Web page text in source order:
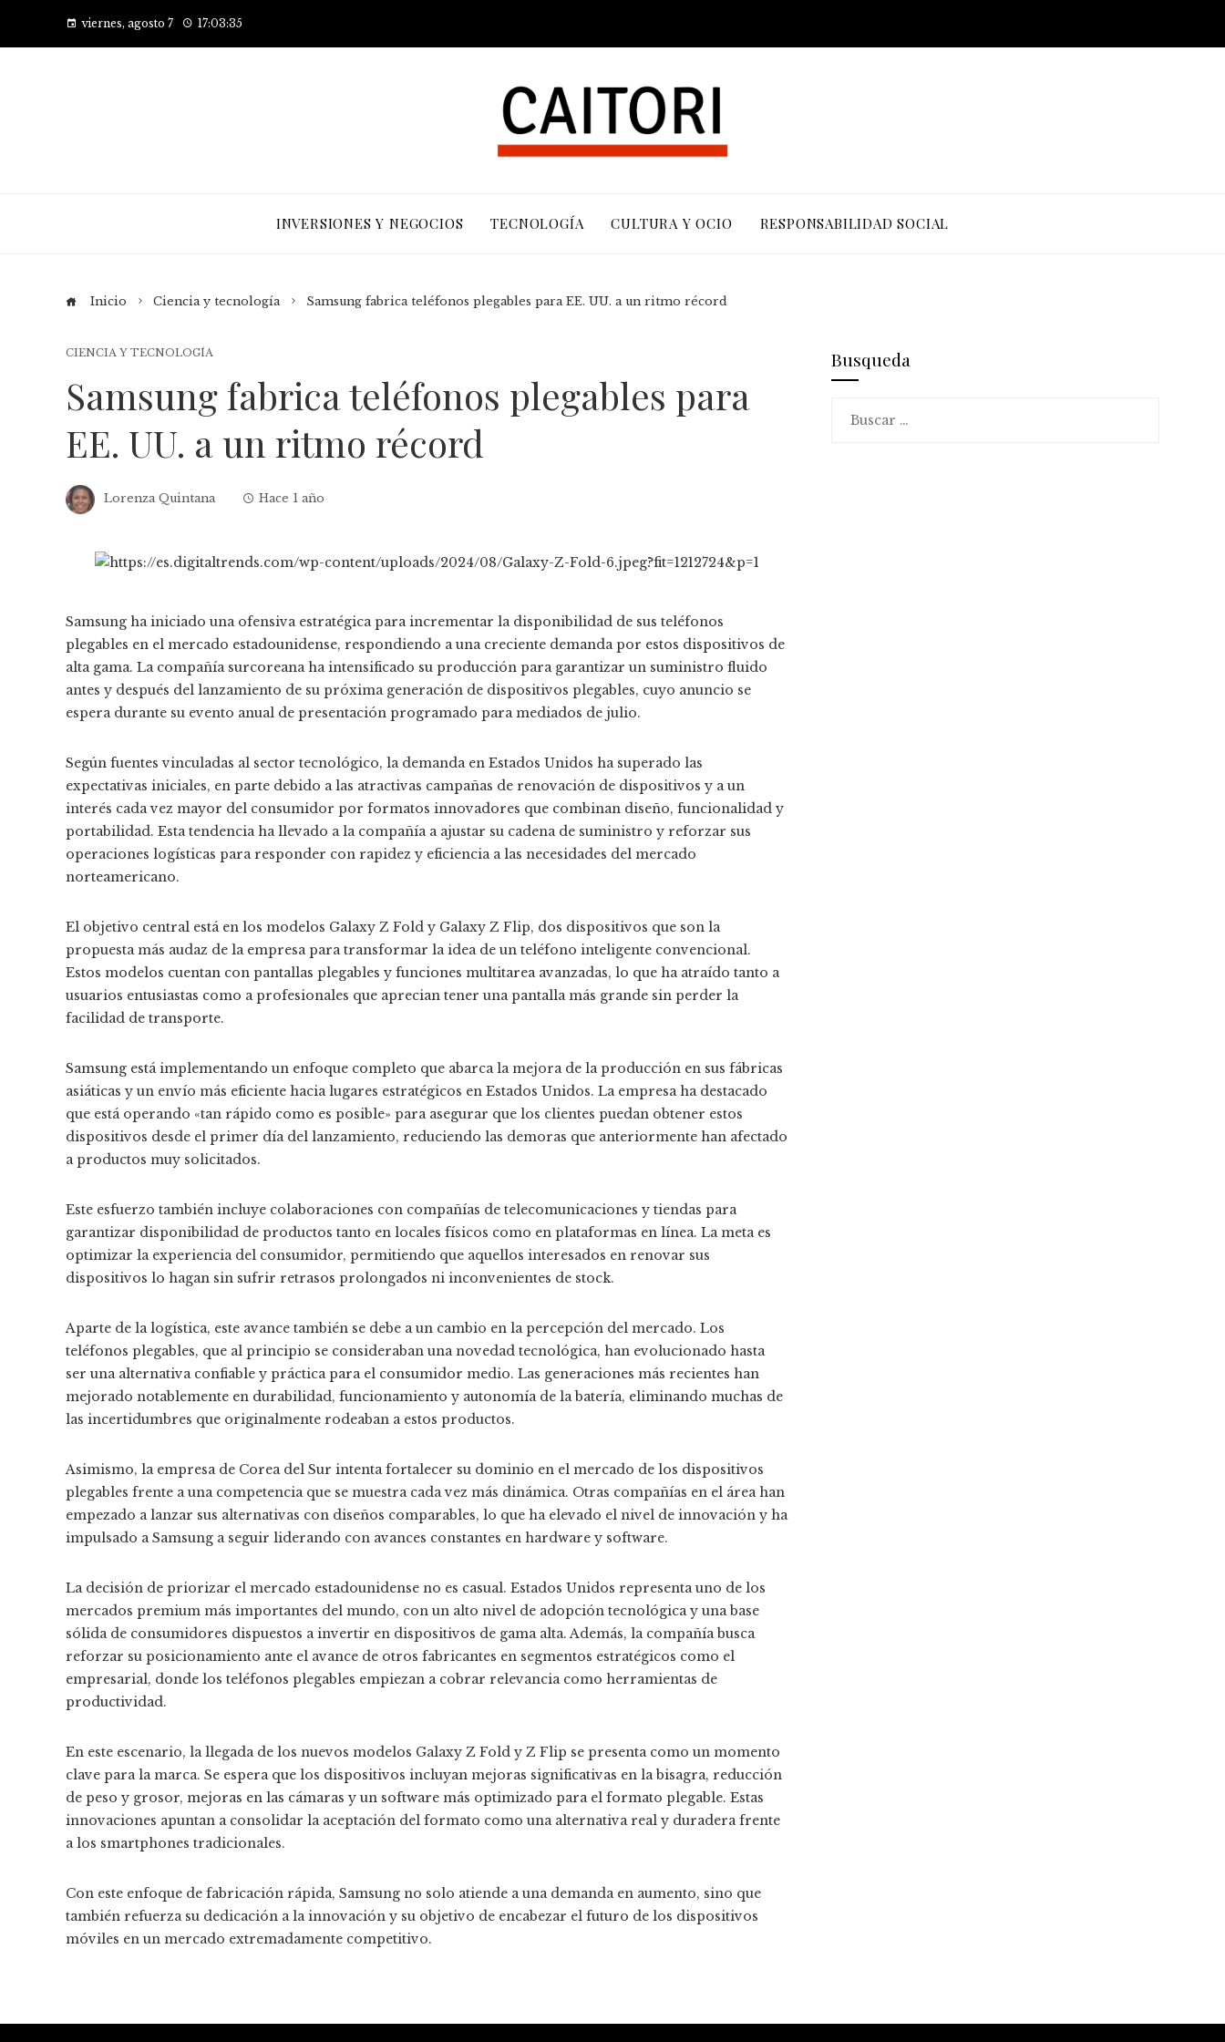
viernes, agosto 7 17:03:36
INVERSIONES Y NEGOCIOS TECNOLOGÍA CULTURA Y OCIO RESPONSABILIDAD SOCIAL
Inicio Ciencia y tecnología Samsung fabrica teléfonos plegables para EE. UU. a un ritmo récord
CIENCIA Y TECNOLOGÍA
Samsung fabrica teléfonos plegables para
EE. UU. a un ritmo récord
Lorenza Quintana Hace 1 año
Samsung ha iniciado una ofensiva estratégica para incrementar la disponibilidad de sus teléfonos
plegables en el mercado estadounidense, respondiendo a una creciente demanda por estos dispositivos de
alta gama. La compañía surcoreana ha intensificado su producción para garantizar un suministro fluido
antes y después del lanzamiento de su próxima generación de dispositivos plegables, cuyo anuncio se
espera durante su evento anual de presentación programado para mediados de julio.
Según fuentes vinculadas al sector tecnológico, la demanda en Estados Unidos ha superado las
expectativas iniciales, en parte debido a las atractivas campañas de renovación de dispositivos y a un
interés cada vez mayor del consumidor por formatos innovadores que combinan diseño, funcionalidad y
portabilidad. Esta tendencia ha llevado a la compañía a ajustar su cadena de suministro y reforzar sus
operaciones logísticas para responder con rapidez y eficiencia a las necesidades del mercado
norteamericano.
El objetivo central está en los modelos Galaxy Z Fold y Galaxy Z Flip, dos dispositivos que son la
propuesta más audaz de la empresa para transformar la idea de un teléfono inteligente convencional.
Estos modelos cuentan con pantallas plegables y funciones multitarea avanzadas, lo que ha atraído tanto a
usuarios entusiastas como a profesionales que aprecian tener una pantalla más grande sin perder la
facilidad de transporte.
Samsung está implementando un enfoque completo que abarca la mejora de la producción en sus fábricas
asiáticas y un envío más eficiente hacia lugares estratégicos en Estados Unidos. La empresa ha destacado
que está operando «tan rápido como es posible» para asegurar que los clientes puedan obtener estos
dispositivos desde el primer día del lanzamiento, reduciendo las demoras que anteriormente han afectado
a productos muy solicitados.
Este esfuerzo también incluye colaboraciones con compañías de telecomunicaciones y tiendas para
garantizar disponibilidad de productos tanto en locales físicos como en plataformas en línea. La meta es
optimizar la experiencia del consumidor, permitiendo que aquellos interesados en renovar sus
dispositivos lo hagan sin sufrir retrasos prolongados ni inconvenientes de stock.
Aparte de la logística, este avance también se debe a un cambio en la percepción del mercado. Los
teléfonos plegables, que al principio se consideraban una novedad tecnológica, han evolucionado hasta
ser una alternativa confiable y práctica para el consumidor medio. Las generaciones más recientes han
mejorado notablemente en durabilidad, funcionamiento y autonomía de la batería, eliminando muchas de
las incertidumbres que originalmente rodeaban a estos productos.
Asimismo, la empresa de Corea del Sur intenta fortalecer su dominio en el mercado de los dispositivos
plegables frente a una competencia que se muestra cada vez más dinámica. Otras compañías en el área han
empezado a lanzar sus alternativas con diseños comparables, lo que ha elevado el nivel de innovación y ha
impulsado a Samsung a seguir liderando con avances constantes en hardware y software.
La decisión de priorizar el mercado estadounidense no es casual. Estados Unidos representa uno de los
mercados premium más importantes del mundo, con un alto nivel de adopción tecnológica y una base
sólida de consumidores dispuestos a invertir en dispositivos de gama alta. Además, la compañía busca
reforzar su posicionamiento ante el avance de otros fabricantes en segmentos estratégicos como el
empresarial, donde los teléfonos plegables empiezan a cobrar relevancia como herramientas de
productividad.
En este escenario, la llegada de los nuevos modelos Galaxy Z Fold y Z Flip se presenta como un momento
clave para la marca. Se espera que los dispositivos incluyan mejoras significativas en la bisagra, reducción
de peso y grosor, mejoras en las cámaras y un software más optimizado para el formato plegable. Estas
innovaciones apuntan a consolidar la aceptación del formato como una alternativa real y duradera frente
a los smartphones tradicionales.
Con este enfoque de fabricación rápida, Samsung no solo atiende a una demanda en aumento, sino que
también refuerza su dedicación a la innovación y su objetivo de encabezar el futuro de los dispositivos
móviles en un mercado extremadamente competitivo.
Busqueda